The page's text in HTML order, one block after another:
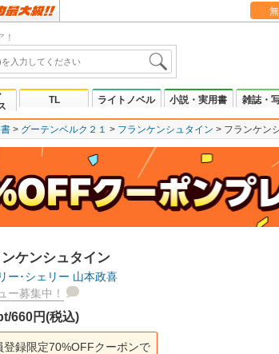
TL ライトノベル 小説・実用書 雑誌・
グーテンベルク２１ フランケンシュタイン フランケン
ケンシュタイン
ー･シェリー 山本政喜
ー募集中！
660円(税込)
登録限定70%OFFクーポンで